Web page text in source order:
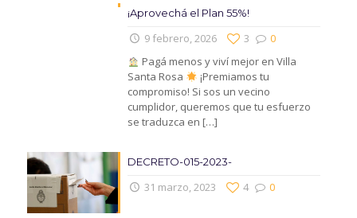
¡Aprovechá el Plan 55%!
9 febrero, 2026 0
3
Pagá menos y viví mejor en Villa
Santa Rosa
¡Premiamos tu
compromiso! Si sos un vecino
cumplidor, queremos que tu esfuerzo
se traduzca en […]
DECRETO-015-2023-
31 marzo, 2023 0
4